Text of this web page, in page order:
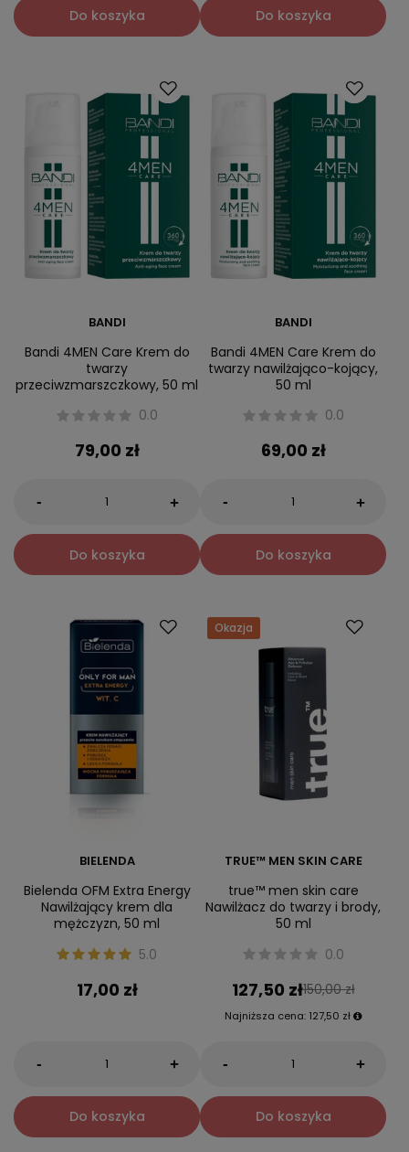
Do koszyka Do koszyka
BANDI
Bandi 4MEN Care Krem do
twarzy
przeciwzmarszczkowy, 50 ml
0.0
79,00 zł
- +
Do koszyka
BANDI
Bandi 4MEN Care Krem do
twarzy nawilżająco-kojący,
50 ml
0.0
69,00 zł
- +
Do koszyka
BIELENDA
Bielenda OFM Extra Energy
Nawilżający krem dla
mężczyzn, 50 ml
5.0
17,00 zł
- +
Do koszyka
Okazja
TRUE™ MEN SKIN CARE
true™ men skin care
Nawilżacz do twarzy i brody,
50 ml
0.0
127,50 zł150,00 zł
Najniższa cena: 127,50 zł
- +
Do koszyka